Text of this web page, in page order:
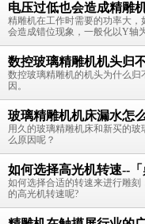
电压过低也会造成精雕
精雕机在工作时需要的功率大，
会造成错位现象，一般化以Y轴
数控玻璃精雕机机头归
数控玻璃精雕机的机头为什么
因。
玻璃精雕机机床漏水怎
用久的玻璃精雕机床和新买的
么原因呢？
如何选择高光机转速--「
如何选择合适的转速来进行雕
的高光机转速呢?